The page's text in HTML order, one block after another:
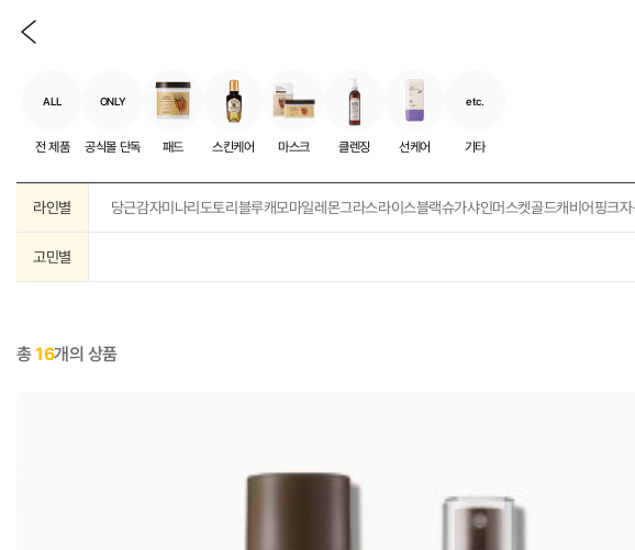
ALL
전 제품
ONLY
공식몰 단독 패드 스킨케어 마스크 클렌징 선케어
etc.
기타
라인별 당근감자미나리도토리블루캐모마일레몬그라스라이스블랙슈가샤인머스켓골드캐비어핑크
고민별
총16개의 상품